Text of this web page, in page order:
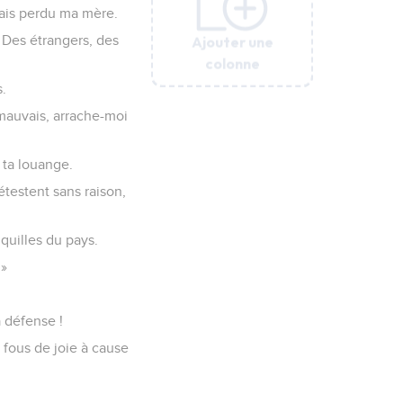
Ajouter une
colonne
Ajouter une
colonne
perdu ma mère.
étrangers, des
arrache-moi
louange.
sans raison,
du pays.
défense !
de joie à cause
Ajouter une
colonne
Ajouter une
colonne
Ajouter une
colonne
Ajouter une
colonne
Ajouter une
colonne